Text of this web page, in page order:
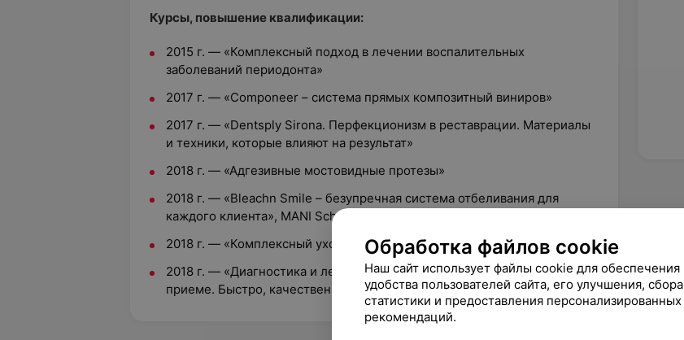
Курсы, повышение квалификации:
2015 г. — «Комплексный подход в лечении воспалительных
заболеваний периодонта»
2017 г. — «Componeer – система прямых композитный виниров»
2017 г. — «Dentsply Sirona. Перфекционизм в реставрации. Материалы
и техники, которые влияют на результат»
2018 г. — «Адгезивные мостовидные протезы»
2018 г. — «Bleachn Smile – безупречная система отбеливания для
каждого клиента», MANI Schutz Dental
2018 г. — «Комплексный уход за полостью рта iTOP»
2018 г. — «Диагностика и лечение твердых тканей зубов на детском
приеме. Быстро, качественно и без слез», Kerr University
Обработка файлов cookie
Наш сайт использует файлы cookie для обеспечения
удобства пользователей сайта, его улучшения, сбора
статистики и предоставления персонализированных
рекомендаций.